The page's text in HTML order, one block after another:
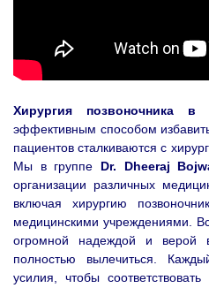
Хирургия позвоночника в
эффективным способом
пациентов сталкиваются с
Мы в группе Dr. Dheeraj
организации различных
включая хирургию
медицинскими учреждениями.
огромной надеждой и
полностью вылечиться.
усилия, чтобы